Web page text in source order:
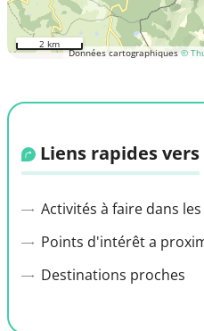
Données cartographiques ©
2 km
Liens rapides vers
Activités à faire dans
Points d'intérêt a
Destinations proches